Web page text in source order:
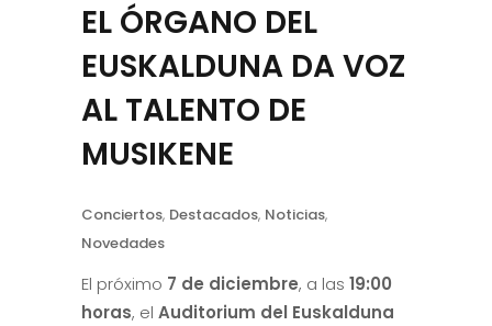
EL ÓRGANO DEL
EUSKALDUNA DA VOZ
AL TALENTO DE
MUSIKENE
Conciertos, Destacados, Noticias,
Novedades
El próximo 7 de diciembre, a las 19:00
horas, el Auditorium del Euskalduna